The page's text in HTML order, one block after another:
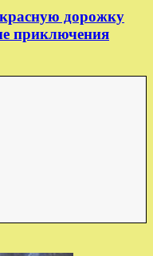
дорожку
приключения